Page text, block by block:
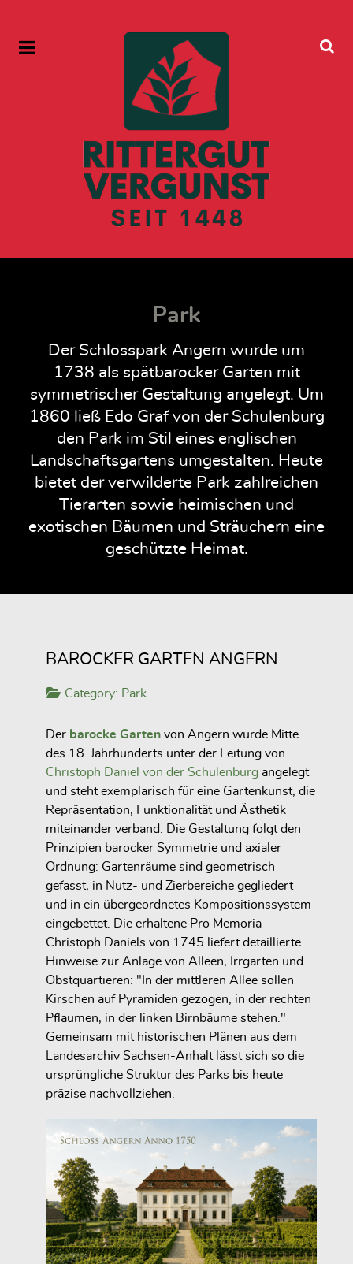
Park
Der Schlosspark Angern wurde um
1738 als spätbarocker Garten mit
symmetrischer Gestaltung angelegt. Um
1860 ließ Edo Graf von der Schulenburg
den Park im Stil eines englischen
Landschaftsgartens umgestalten. Heute
bietet der verwilderte Park zahlreichen
Tierarten sowie heimischen und
exotischen Bäumen und Sträuchern eine
geschützte Heimat.
BAROCKER GARTEN ANGERN
Category: Park
Der barocke Garten von Angern wurde Mitte
des 18. Jahrhunderts unter der Leitung von
Christoph Daniel von der Schulenburg angelegt
und steht exemplarisch für eine Gartenkunst, die
Repräsentation, Funktionalität und Ästhetik
miteinander verband. Die Gestaltung folgt den
Prinzipien barocker Symmetrie und axialer
Ordnung: Gartenräume sind geometrisch
gefasst, in Nutz- und Zierbereiche gegliedert
und in ein übergeordnetes Kompositionssystem
eingebettet. Die erhaltene Pro Memoria
Christoph Daniels von 1745 liefert detaillierte
Hinweise zur Anlage von Alleen, Irrgärten und
Obstquartieren: "In der mittleren Allee sollen
Kirschen auf Pyramiden gezogen, in der rechten
Pflaumen, in der linken Birnbäume stehen."
Gemeinsam mit historischen Plänen aus dem
Landesarchiv Sachsen-Anhalt lässt sich so die
ursprüngliche Struktur des Parks bis heute
präzise nachvollziehen.